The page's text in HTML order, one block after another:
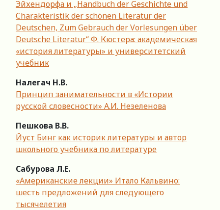
Эйхендорфа и „Handbuch der Geschichte und
Charakteristik der schönen Literatur der
Deutschen, Zum Gebrauch der Vorlesungen über
Deutsche Literatur“ Ф. Кюстера: академическая
«история литературы» и университетский
учебник
Налегач Н.В.
Принцип занимательности в «Истории
русской словесности» А.И. Незеленова
Пешкова В.В.
Йуст Бинг как историк литературы и автор
школьного учебника по литературе
Сабурова Л.Е.
«Американские лекции» Итало Кальвино:
шесть предложений для следующего
тысячелетия